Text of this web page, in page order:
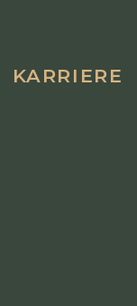
KARRIERE